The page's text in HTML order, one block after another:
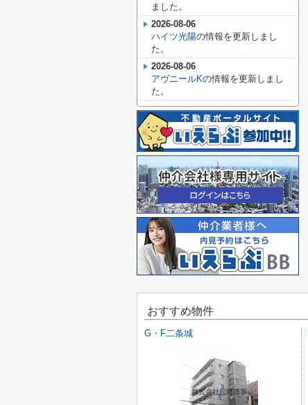
ました。
2026-08-06
ハイツ光陽の情報を更新しまし
た。
2026-08-06
アヴニールKの情報を更新しまし
た。
おすすめ物件
G・F二条城